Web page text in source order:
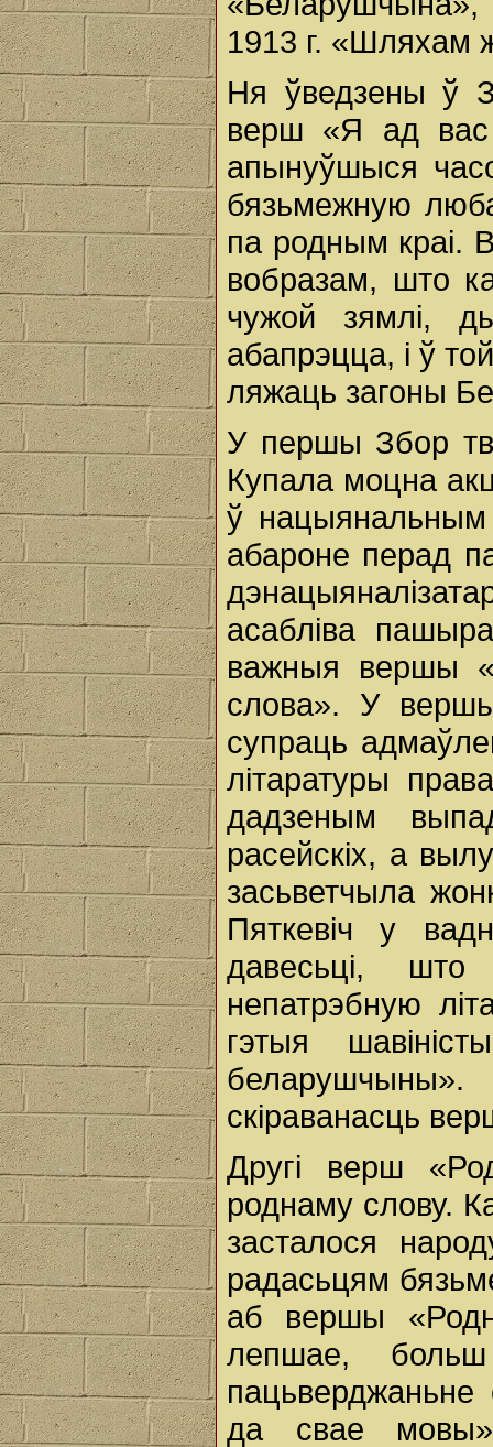
1913 г. «Шляхам
Ня ўведзены ў
верш «Я ад вас
апынуўшыся
бязьмежную
па родным краі.
вобразам, што
чужой зямлі,
абапрэцца, i ў
ляжаць загоны
У першы Збор
Купала моцна
ў
абароне перад
асабліва
важныя вершы
слова». У
супраць
літаратуры
дадзеным
расейскіх, а
засьветчыла
Пяткевіч у
давесьці,
непатрэбную
гэтыя
скіраванасць
Другі верш
роднаму слову.
засталося
радасьцям
аб вершы
лепшае,
пацьверджаньне
да свае мовы».